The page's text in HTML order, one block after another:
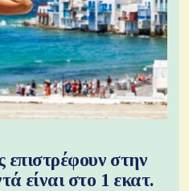
επιστρέφουν στην
είναι στο 1 εκατ.